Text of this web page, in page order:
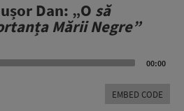
Dan: „O să
Mării Negre”
00:00
EMBED CODE